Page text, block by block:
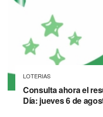
LOTERIAS
Consulta ahora el
Día: jueves 6 de